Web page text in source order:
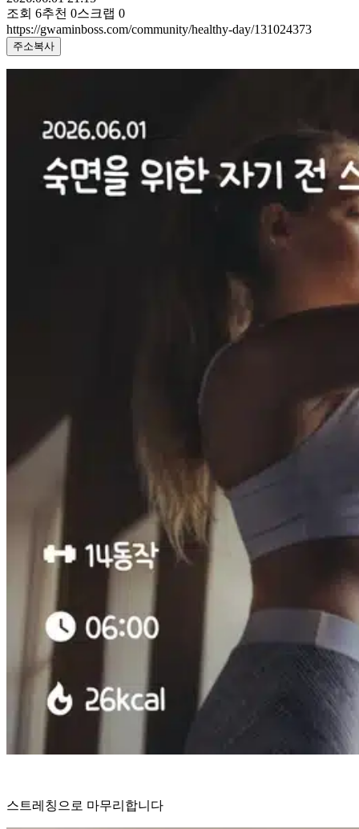
조회 6추천 0스크랩 0
https://gwaminboss.com/community/healthy-day/131024373
주소복사
스트레칭으로 마무리합니다